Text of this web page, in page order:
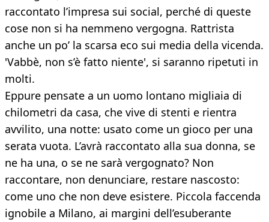
raccontato l’impresa sui social, perché di queste
cose non si ha nemmeno vergogna. Rattrista
anche un po’ la scarsa eco sui media della vicenda.
'Vabbè, non s’è fatto niente', si saranno ripetuti in
molti.
Eppure pensate a un uomo lontano migliaia di
chilometri da casa, che vive di stenti e rientra
avvilito, una notte: usato come un gioco per una
serata vuota. L’avrà raccontato alla sua donna, se
ne ha una, o se ne sarà vergognato? Non
raccontare, non denunciare, restare nascosto:
come uno che non deve esistere. Piccola faccenda
ignobile a Milano, ai margini dell’esuberante